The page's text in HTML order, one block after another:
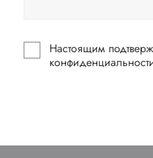
Настоящим